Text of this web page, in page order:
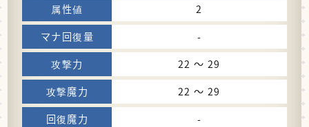
2
-
22 〜 29
22 〜 29
-